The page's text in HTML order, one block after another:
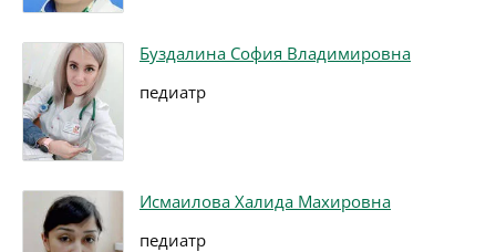
Буздалина София Владимировна
педиатр
Исмаилова Халида Махировна
педиатр